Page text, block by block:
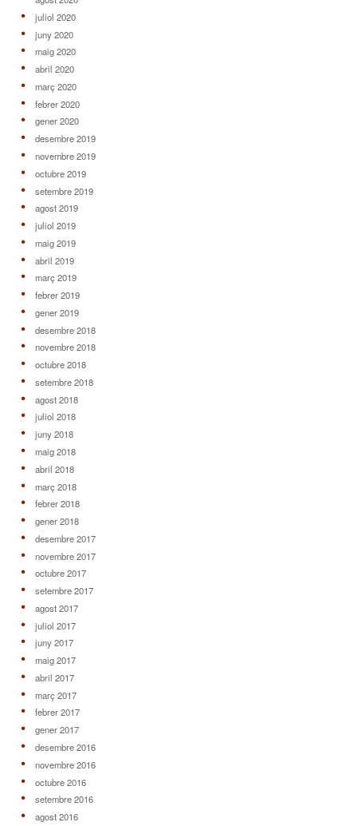
juliol 2020
juny 2020
maig 2020
abril 2020
març 2020
febrer 2020
gener 2020
desembre 2019
novembre 2019
octubre 2019
setembre 2019
agost 2019
juliol 2019
maig 2019
abril 2019
març 2019
febrer 2019
gener 2019
desembre 2018
novembre 2018
octubre 2018
setembre 2018
agost 2018
juliol 2018
juny 2018
maig 2018
abril 2018
març 2018
febrer 2018
gener 2018
desembre 2017
novembre 2017
octubre 2017
setembre 2017
agost 2017
juliol 2017
juny 2017
maig 2017
abril 2017
març 2017
febrer 2017
gener 2017
desembre 2016
novembre 2016
octubre 2016
setembre 2016
agost 2016